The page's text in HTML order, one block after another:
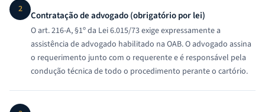
2
Contratação de advogado (obrigatório por lei)
O art. 216-A, §1º da Lei 6.015/73 exige expressamente a
assistência de advogado habilitado na OAB. O advogado assina
o requerimento junto com o requerente e é responsável pela
condução técnica de todo o procedimento perante o cartório.